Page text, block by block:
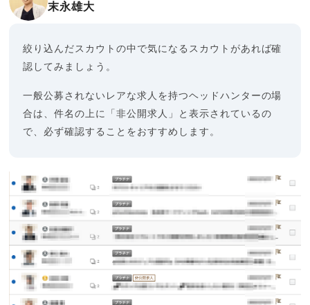
末永雄大
絞り込んだスカウトの中で気になるスカウトがあれば確
認してみましょう。
一般公募されないレアな求人を持つヘッドハンターの場
合は、件名の上に「非公開求人」と表示されているの
で、必ず確認することをおすすめします。